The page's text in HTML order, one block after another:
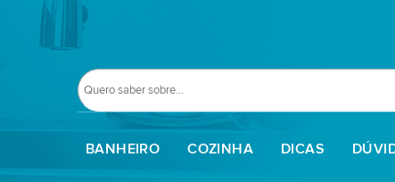
BANHEIRO COZINHA DICAS